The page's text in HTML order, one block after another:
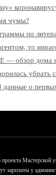
чумы?
по
то
— обзор дома
убрать
данные о
Мастерской
зарплаты у